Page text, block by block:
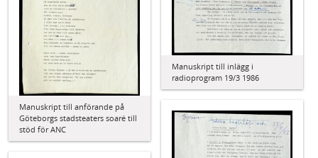
Manuskript till inlägg i
radioprogram 19/3 1986
Manuskript till anförande på
Göteborgs stadsteaters soaré till
stöd för ANC